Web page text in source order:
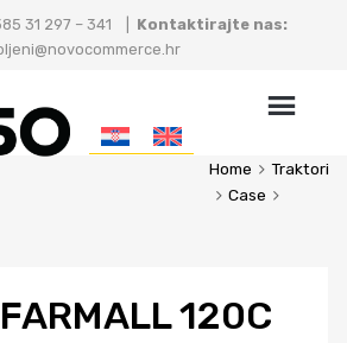
31 297 – 341 | Kontaktirajte nas:
to
Home
Traktori
Case
120C